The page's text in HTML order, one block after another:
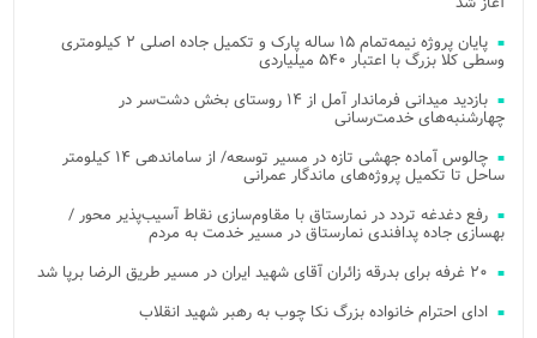
پایان پروژه نیمه‌تمام ۱۵ ساله پارک و تکمیل جاده اصلی ۲ کیلومتری
وسطی کلا بزرگ با اعتبار ۵۴۰ میلیاردی
بازدید میدانی فرماندار آمل از ۱۴ روستای بخش دشت‌سر در
چهارشنبه‌های خدمت‌رسانی
چالوس آماده جهشی تازه در مسیر توسعه/ از ساماندهی ۱۴ کیلومتر
ساحل تا تکمیل پروژه‌های ماندگار عمرانی
رفع دغدغه تردد در نمارستاق با مقاوم‌سازی نقاط آسیب‌پذیر محور /
بهسازی جاده پدافندی نمارستاق در مسیر خدمت به مردم
۲۰ غرفه برای بدرقه زائران آقای شهید ایران در مسیر طریق الرضا برپا شد
ادای احترام خانواده بزرگ نکا چوب به رهبر شهید انقلاب